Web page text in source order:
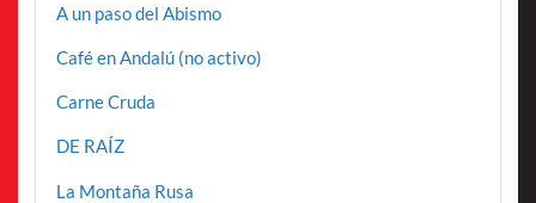
A un paso del Abismo
Café en Andalú (no activo)
Carne Cruda
DE RAÍZ
La Montaña Rusa